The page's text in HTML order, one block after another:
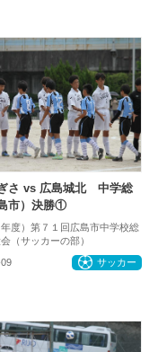
さ vs 広島城北 中学総
市）決勝①
年度）第７１回広島市中学校総
（サッカーの部）
サッカー